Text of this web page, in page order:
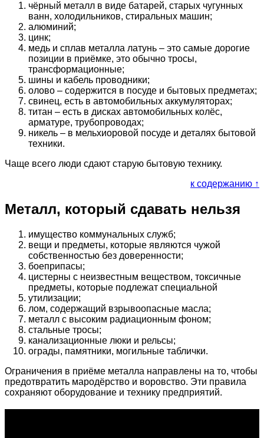
чёрный металл в виде батарей, старых чугунных
ванн, холодильников, стиральных машин;
алюминий;
цинк;
медь и сплав металла латунь – это самые дорогие
позиции в приёмке, это обычно тросы,
трансформационные;
шины и кабель проводники;
олово – содержится в посуде и бытовых предметах;
свинец, есть в автомобильных аккумуляторах;
титан – есть в дисках автомобильных колёс,
арматуре, трубопроводах;
никель – в мельхиоровой посуде и деталях бытовой
техники.
Чаще всего люди сдают старую бытовую технику.
к содержанию ↑
Металл, который сдавать нельзя
имущество коммунальных служб;
вещи и предметы, которые являются чужой
собственностью без доверенности;
боеприпасы;
цистерны с неизвестным веществом, токсичные
предметы, которые подлежат специальной
утилизации;
лом, содержащий взрывоопасные масла;
металл с высоким радиационным фоном;
стальные тросы;
канализационные люки и рельсы;
ограды, памятники, могильные таблички.
Ограничения в приёме металла направлены на то, чтобы
предотвратить мародёрство и воровство. Эти правила
сохраняют оборудование и технику предприятий.